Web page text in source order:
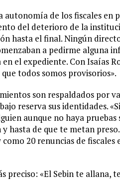
autonomía de los fiscales en
del deterioro de la
hasta el final. Ningún
a pedirme alguna
en el expediente. Con Isaías
todos somos provisorios».
son respaldados por
reserva sus identidades.
aunque no haya
hasta de que te metan
como 20 renuncias de
preciso: «El Sebin te allana,